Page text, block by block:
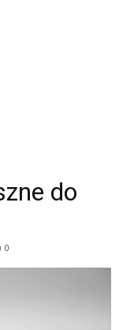
do
0